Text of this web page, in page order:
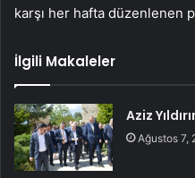
karşı her hafta düzenlenen
İlgili Makaleler
Aziz
Ağustos 7,